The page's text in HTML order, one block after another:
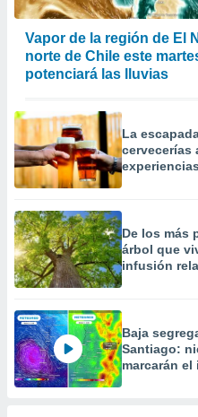
Vapor de la región de El
norte de Chile este
potenciará las lluvias
La
cervecerías
De los más
árbol que
infusión
Baja
Santiago:
marcarán